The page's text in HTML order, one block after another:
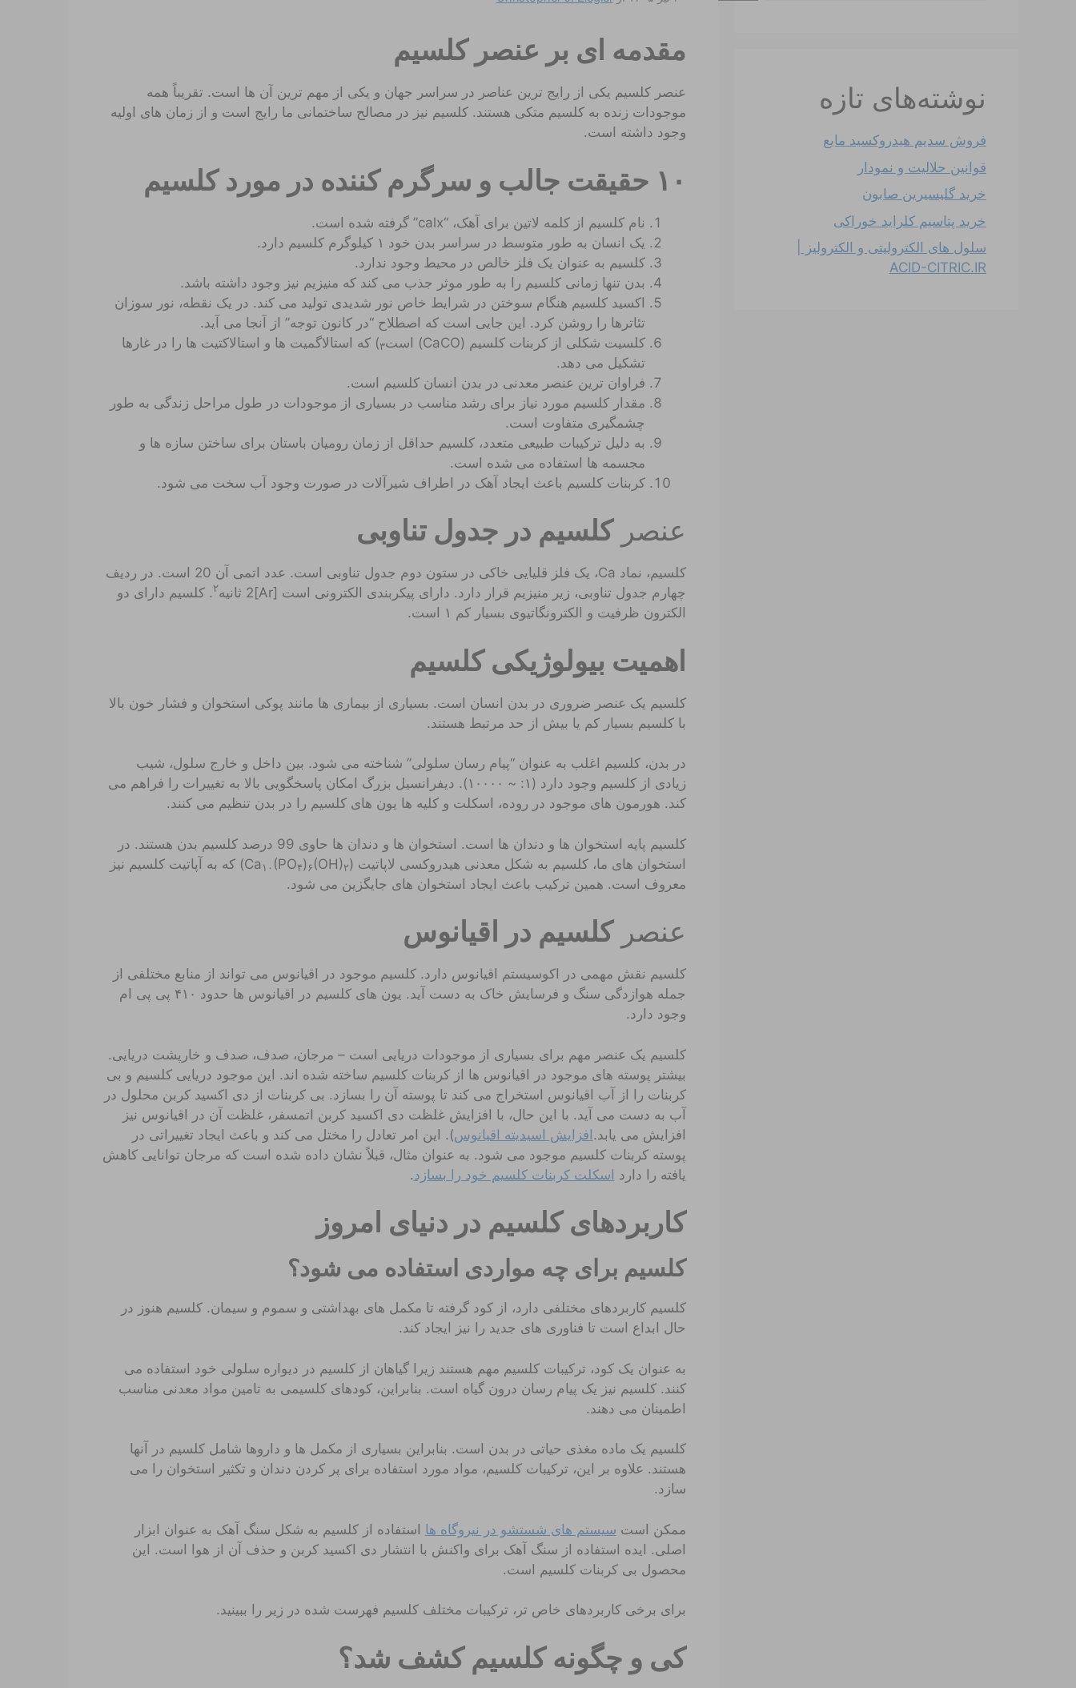
مقدمه ای بر عنصر کلسیم
عنصر کلسیم یکی از رایج ترین عناصر در سراسر جهان و یکی از مهم ترین آن ها است. تقریباً همه
موجودات زنده به کلسیم متکی هستند. کلسیم نیز در مصالح ساختمانی ما رایج است و از زمان های اولیه
وجود داشته است.
۱۰ حقیقت جالب و سرگرم کننده در مورد کلسیم
نام کلسیم از کلمه لاتین برای آهک، “calx” گرفته شده است.
یک انسان به طور متوسط ​​در سراسر بدن خود ۱ کیلوگرم کلسیم دارد.
کلسیم به عنوان یک فلز خالص در محیط وجود ندارد.
بدن تنها زمانی کلسیم را به طور موثر جذب می کند که منیزیم نیز وجود داشته باشد.
اکسید کلسیم هنگام سوختن در شرایط خاص نور شدیدی تولید می کند. در یک نقطه، نور سوزان
تئاترها را روشن کرد. این جایی است که اصطلاح “در کانون توجه” از آنجا می آید.
کلسیت شکلی از کربنات کلسیم (CaCO) است
۳) که استالاگمیت ها و استالاکتیت ها را در غارها
تشکیل می دهد.
فراوان ترین عنصر معدنی در بدن انسان کلسیم است.
مقدار کلسیم مورد نیاز برای رشد مناسب در بسیاری از موجودات در طول مراحل زندگی به طور
چشمگیری متفاوت است.
به دلیل ترکیبات طبیعی متعدد، کلسیم حداقل از زمان رومیان باستان برای ساختن سازه ها و
مجسمه ها استفاده می شده است.
کربنات کلسیم باعث ایجاد آهک در اطراف شیرآلات در صورت وجود آب سخت می شود.
عنصرکلسیم در جدول تناوبی
کلسیم، نماد Ca، یک فلز قلیایی خاکی در ستون دوم جدول تناوبی است. عدد اتمی آن 20 است. در ردیف
چهارم جدول تناوبی، زیر منیزیم قرار دارد. دارای پیکربندی الکترونی است [Ar]2 ثانیه
۲ . کلسیم دارای دو
الکترون ظرفیت و الکترونگاتیوی بسیار کم ۱ است.
اهمیت بیولوژیکی کلسیم
کلسیم یک عنصر ضروری در بدن انسان است. بسیاری از بیماری ها مانند پوکی استخوان و فشار خون بالا
با کلسیم بسیار کم یا بیش از حد مرتبط هستند.
در بدن، کلسیم اغلب به عنوان “پیام رسان سلولی” شناخته می شود. بین داخل و خارج سلول، شیب
زیادی از کلسیم وجود دارد (۱: ~ ۱۰۰۰۰). دیفرانسیل بزرگ امکان پاسخگویی بالا به تغییرات را فراهم می
کند. هورمون های موجود در روده، اسکلت و کلیه ها یون های کلسیم را در بدن تنظیم می کنند.
کلسیم پایه استخوان ها و دندان ها است. استخوان ها و دندان ها حاوی 99 درصد کلسیم بدن هستند. در
استخوان های ما، کلسیم به شکل معدنی هیدروکسی لاپاتیت (Ca
۱۰ (PO۴)۶ (OH)۲
) که به آپاتیت کلسیم نیز
معروف است. همین ترکیب باعث ایجاد استخوان های جایگزین می شود.
عنصرکلسیم در اقیانوس
کلسیم نقش مهمی در اکوسیستم اقیانوس دارد. کلسیم موجود در اقیانوس می تواند از منابع مختلفی از
جمله هوازدگی سنگ و فرسایش خاک به دست آید. یون های کلسیم در اقیانوس ها حدود ۴۱۰ پی پی ام
وجود دارد.
کلسیم یک عنصر مهم برای بسیاری از موجودات دریایی است – مرجان، صدف، صدف و خارپشت دریایی.
بیشتر پوسته های موجود در اقیانوس ها از کربنات کلسیم ساخته شده اند. این موجود دریایی کلسیم و بی
کربنات را از آب اقیانوس استخراج می کند تا پوسته آن را بسازد. بی کربنات از دی اکسید کربن محلول در
آب به دست می آید. با این حال، با افزایش غلظت دی اکسید کربن اتمسفر، غلظت آن در اقیانوس نیز
افزایش می یابد.افزایش اسیدیته اقیانوس). این امر تعادل را مختل می کند و باعث ایجاد تغییراتی در
پوسته کربنات کلسیم موجود می شود. به عنوان مثال، قبلاً نشان داده شده است که مرجان توانایی کاهش
یافته را دارد اسکلت کربنات کلسیم خود را بسازد.
کاربردهای کلسیم در دنیای امروز
کلسیم برای چه مواردی استفاده می شود؟
کلسیم کاربردهای مختلفی دارد، از کود گرفته تا مکمل های بهداشتی و سموم و سیمان. کلسیم هنوز در
حال ابداع است تا فناوری های جدید را نیز ایجاد کند.
به عنوان یک کود، ترکیبات کلسیم مهم هستند زیرا گیاهان از کلسیم در دیواره سلولی خود استفاده می
کنند. کلسیم نیز یک پیام رسان درون گیاه است. بنابراین، کودهای کلسیمی به تامین مواد معدنی مناسب
اطمینان می دهند.
کلسیم یک ماده مغذی حیاتی در بدن است. بنابراین بسیاری از مکمل ها و داروها شامل کلسیم در آنها
هستند. علاوه بر این، ترکیبات کلسیم، مواد مورد استفاده برای پر کردن دندان و تکثیر استخوان را می
سازد.
ممکن است سیستم های شستشو در نیروگاه ها استفاده از کلسیم به شکل سنگ آهک به عنوان ابزار
اصلی. ایده استفاده از سنگ آهک برای واکنش با انتشار دی اکسید کربن و حذف آن از هوا است. این
محصول بی کربنات کلسیم است.
برای برخی کاربردهای خاص تر، ترکیبات مختلف کلسیم فهرست شده در زیر را ببینید.
کی و چگونه کلسیم کشف شد؟
نوشته‌های تازه
فروش سدیم هیدروکسید مایع
قوانین حلالیت و نمودار
خرید گلیسیرین صابون
خرید پتاسیم کلراید خوراکی
سلول های الکترولیتی و الکترولیز |
ACID-CITRIC.IR